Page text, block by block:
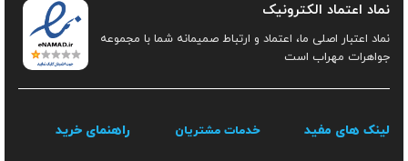
نماد اعتماد الکترونیک
نماد اعتبار اصلی ما، اعتماد و ارتباط صمیمانه شما با مجموعه
جواهرات مهراب است
لینک های مفید خدمات مشتریان راهنمای خرید